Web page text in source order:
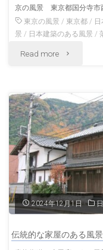
根
本
中
春
の
東
京
の
京の風景 東京都国分寺市
東京の風景 / 東京都 /
景 / 日本建築のある風景 /
Read more "武
国
分
寺
薬
師
東
2024年12月1日
伝統的な家屋のある